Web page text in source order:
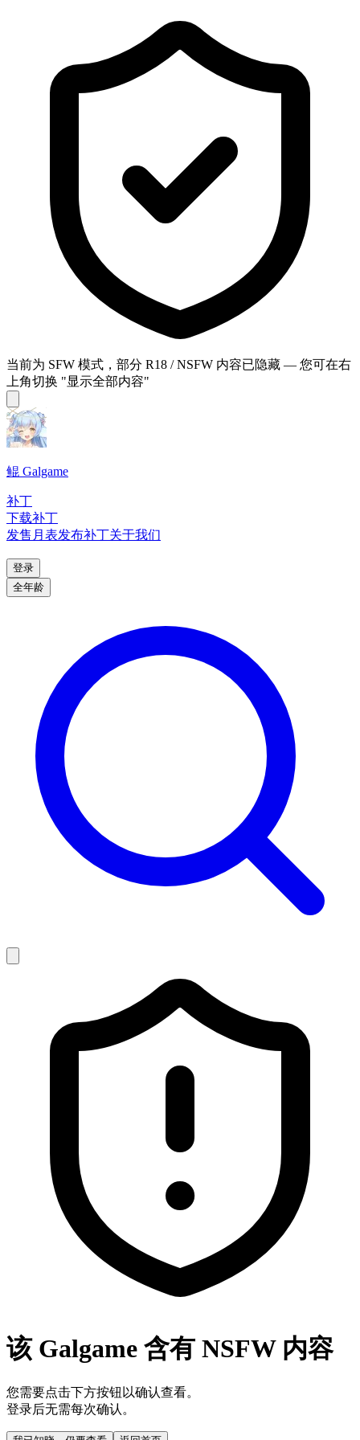
当前为 SFW 模式，部分 R18 / NSFW 内容已隐藏 — 您可在右
上角切换 "显示全部内容"
鲲 Galgame
补丁
下载补丁
发售月表发布补丁关于我们
登录
全年龄
该 Galgame 含有 NSFW 内容
您需要点击下方按钮以确认查看。
登录后无需每次确认。